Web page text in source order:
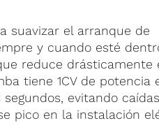
suavizar el arranque de
y cuando esté
reduce drásticamente
tiene 1CV de potencia
evitando
pico en la instalación